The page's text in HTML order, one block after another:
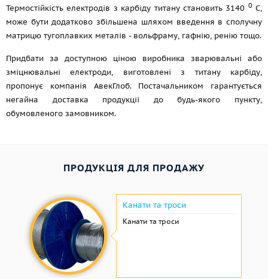
Термостійкість електродів з карбіду титану становить 3140 0 С,
може бути додатково збільшена шляхом введення в сполучну
матрицю тугоплавких металів - вольфраму, гафнію, ренію тощо.
Придбати за доступною ціною виробника зварювальні або
зміцнювальні електроди, виготовлені з титану карбіду,
пропонує компанія АвекГлоб. Постачальником гарантується
негайна доставка продукції до будь-якого пункту,
обумовленого замовником.
ПРОДУКЦІЯ ДЛЯ ПРОДАЖУ
Канати та троси
Канати та троси